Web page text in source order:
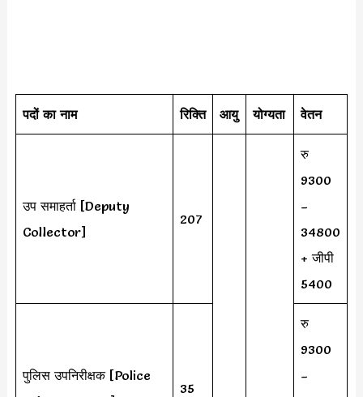
पदों का नाम रिक्ति आयु योग्यता वेतन
उप समाहर्ता [Deputy
Collector]
207
रु
9300
–
34800
+ जीपी
5400
पुलिस उपनिरीक्षक [Police
35
रु
9300
–